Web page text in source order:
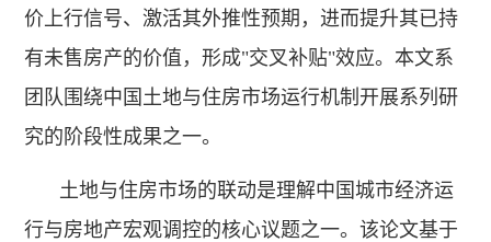
价上行信号、激活其外推性预期，进而提升其已持
有未售房产的价值，形成"交叉补贴"效应。本文系
团队围绕中国土地与住房市场运行机制开展系列研
究的阶段性成果之一。
土地与住房市场的联动是理解中国城市经济运
行与房地产宏观调控的核心议题之一。该论文基于